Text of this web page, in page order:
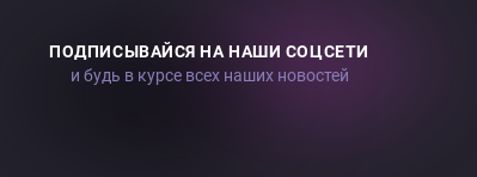
ПОДПИСЫВАЙСЯ НА НАШИ СОЦСЕТИ
и будь в курсе всех наших новостей